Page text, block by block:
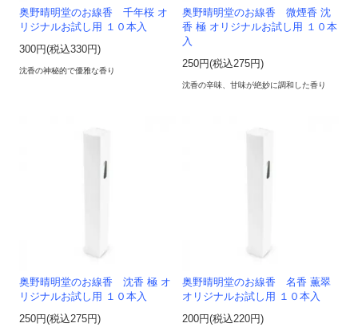
奥野晴明堂のお線香 千年桜 オ
リジナルお試し用 １０本入
300円(税込330円)
沈香の神秘的で優雅な香り
奥野晴明堂のお線香 微煙香 沈
香 極 オリジナルお試し用 １０本
入
250円(税込275円)
沈香の辛味、甘味が絶妙に調和した香り
奥野晴明堂のお線香 沈香 極 オ
リジナルお試し用 １０本入
250円(税込275円)
奥野晴明堂のお線香 名香 薫翠
オリジナルお試し用 １０本入
200円(税込220円)